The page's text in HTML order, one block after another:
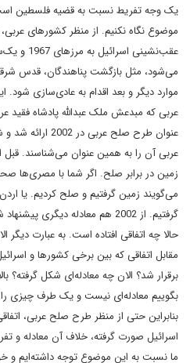
یک وجه تفریط نسبت به قضیه فلسطین
موضوع نگاه نکنیم. از منظر کشورهای
عقب‌نشینی
می‌شود، مثل بازگشت پناهندگان، قدس
موارد دیگر و بعد اقدام به عادی‌سازی
عربی که مبدعش ملک عبدالله پادشاه فقید
عنوان طرح صلح
زمین در برابر صلح. اگر شما با مصری‌ها
می‌گویند زمین گرفتیم و صلح کردیم. یا
گرفتیم. از 2002 هم معادله
حالا چه اتفاقی افتاده است. به عبارت دیگر
مقابل اتفاقی که بین برخی کشورها و
برقرار شد؟ الان چه معادله‌ای شکل گرفته؟
بگوییم معادله‌ای نیست و یک طرف چیزی
بنابراین حتی از منظر طرح صلح عربی،
اسرائیل صورت گرفته، خلاف آن معادله
ما نسبت به این موضوع توجه داشته‌ایم